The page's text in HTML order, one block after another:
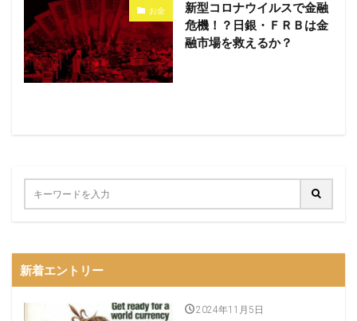
お金
新型コロナウイルスで金融
危機！？日銀・ＦＲＢは金
融市場を救えるか？
新着エントリー
2024年11月5日